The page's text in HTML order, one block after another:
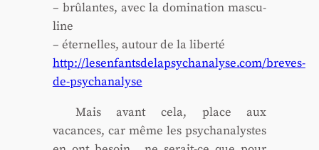
– brû­lantes, avec la domi­na­tion mas­cu­
line
– éter­nelles, autour de la liber­té
http://lesenfantsdelapsychanalyse.com/breves-
de-psychanalyse
Mais avant cela, place aux
vacances, car même les psy­cha­na­lystes